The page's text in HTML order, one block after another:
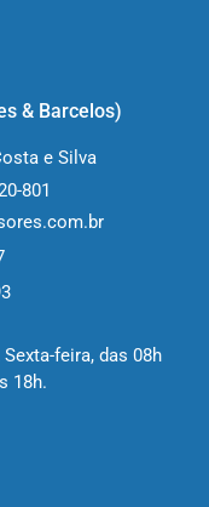
& Barcelos)
e Silva
801
feira, das 08h
18h.